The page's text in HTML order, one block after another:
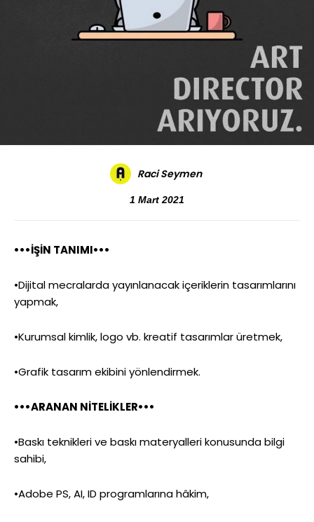
Raci Seymen
1 Mart 2021
•••İŞİN TANIMI•••
•Dijital mecralarda yayınlanacak içeriklerin tasarımlarını
yapmak,
•Kurumsal kimlik, logo vb. kreatif tasarımlar üretmek,
•Grafik tasarım ekibini yönlendirmek.
•••ARANAN NİTELİKLER•••
•Baskı teknikleri ve baskı materyalleri konusunda bilgi
sahibi,
•Adobe PS, AI, ID programlarına hâkim,